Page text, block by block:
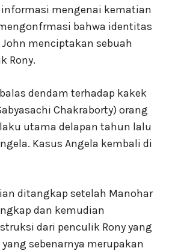
mengenai kematian
bahwa identitas
menciptakan sebuah
Rony.
dendam terhadap kakek
Chakraborty) orang
utama delapan tahun lalu
Kasus Angela kembali di
ditangkap setelah Manohar
dan kemudian
dari penculik Rony yang
sebenarnya merupakan